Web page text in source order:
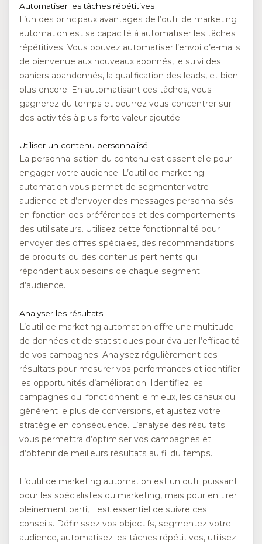
Automatiser les tâches répétitives
L’un des principaux avantages de l’outil de marketing
automation est sa capacité à automatiser les tâches
répétitives. Vous pouvez automatiser l’envoi d’e-mails
de bienvenue aux nouveaux abonnés, le suivi des
paniers abandonnés, la qualification des leads, et bien
plus encore. En automatisant ces tâches, vous
gagnerez du temps et pourrez vous concentrer sur
des activités à plus forte valeur ajoutée.
Utiliser un contenu personnalisé
La personnalisation du contenu est essentielle pour
engager votre audience. L’outil de marketing
automation vous permet de segmenter votre
audience et d’envoyer des messages personnalisés
en fonction des préférences et des comportements
des utilisateurs. Utilisez cette fonctionnalité pour
envoyer des offres spéciales, des recommandations
de produits ou des contenus pertinents qui
répondent aux besoins de chaque segment
d’audience.
Analyser les résultats
L’outil de marketing automation offre une multitude
de données et de statistiques pour évaluer l’efficacité
de vos campagnes. Analysez régulièrement ces
résultats pour mesurer vos performances et identifier
les opportunités d’amélioration. Identifiez les
campagnes qui fonctionnent le mieux, les canaux qui
génèrent le plus de conversions, et ajustez votre
stratégie en conséquence. L’analyse des résultats
vous permettra d’optimiser vos campagnes et
d’obtenir de meilleurs résultats au fil du temps.
L’outil de marketing automation est un outil puissant
pour les spécialistes du marketing, mais pour en tirer
pleinement parti, il est essentiel de suivre ces
conseils. Définissez vos objectifs, segmentez votre
audience, automatisez les tâches répétitives, utilisez